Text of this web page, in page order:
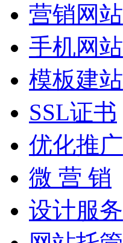
营销网站
手机网站
模板建站
SSL证书
优化推广
微 营 销
设计服务